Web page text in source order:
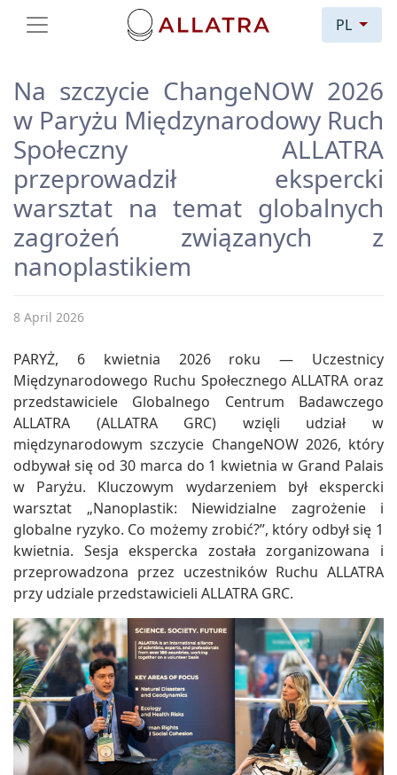
PL
Na szczycie ChangeNOW 2026
w Paryżu Międzynarodowy Ruch
Społeczny ALLATRA
przeprowadził ekspercki
warsztat na temat globalnych
zagrożeń związanych z
nanoplastikiem
8 April 2026
PARYŻ, 6 kwietnia 2026 roku — Uczestnicy
Międzynarodowego Ruchu Społecznego ALLATRA oraz
przedstawiciele Globalnego Centrum Badawczego
ALLATRA (ALLATRA GRC) wzięli udział w
międzynarodowym szczycie ChangeNOW 2026, który
odbywał się od 30 marca do 1 kwietnia w Grand Palais
w Paryżu. Kluczowym wydarzeniem był ekspercki
warsztat „Nanoplastik: Niewidzialne zagrożenie i
globalne ryzyko. Co możemy zrobić?”, który odbył się 1
kwietnia. Sesja ekspercka została zorganizowana i
przeprowadzona przez uczestników Ruchu ALLATRA
przy udziale przedstawicieli ALLATRA GRC.